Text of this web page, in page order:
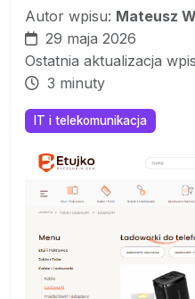
Autor wpisu: Mateusz
29 maja 2026
Ostatnia aktualizacja
3 minuty
IT i telekomunikacja